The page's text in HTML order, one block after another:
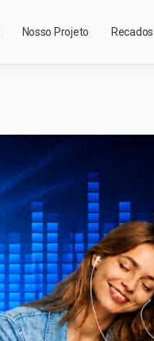
Nosso Projeto Recados